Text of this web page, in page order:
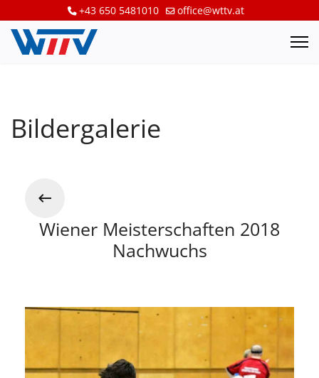
+43 650 5481010 office@wttv.at
Bildergalerie
Wiener Meisterschaften 2018
Nachwuchs